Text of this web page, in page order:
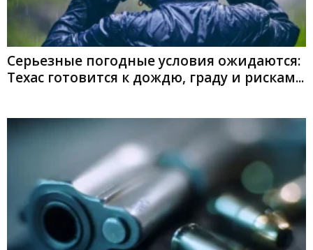
Серьезные погодные условия ожидаются:
Техас готовится к дождю, граду и рискам...